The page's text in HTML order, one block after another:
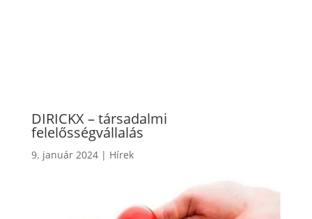
DIRICKX – társadalmi
felelősségvállalás
9. január 2024| Hírek